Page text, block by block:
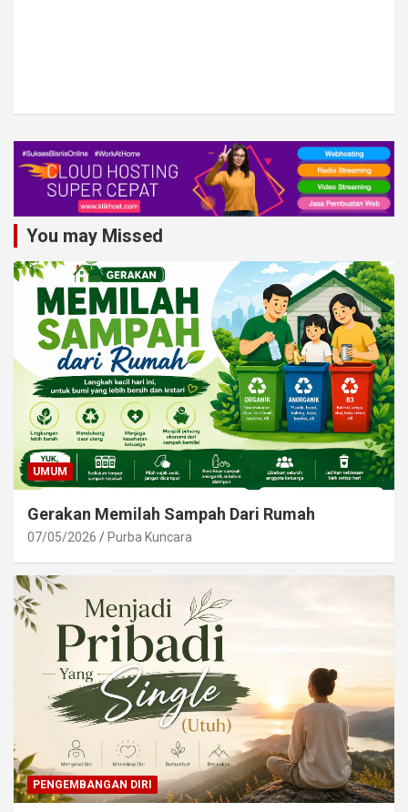
You may Missed
UMUM
Gerakan Memilah Sampah Dari Rumah
07/05/2026 Purba Kuncara
PENGEMBANGAN DIRI